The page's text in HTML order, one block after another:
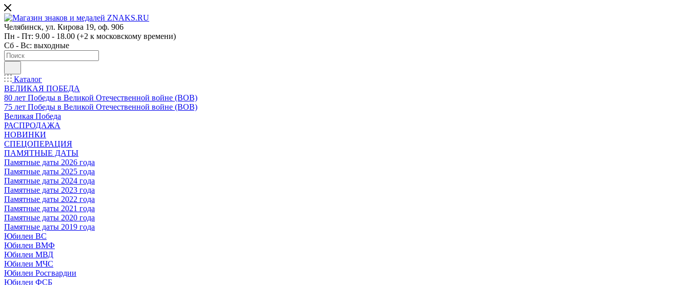
Челябинск, ул. Кирова 19, оф. 906
Пн - Пт: 9.00 - 18.00 (+2 к московскому времени)
Сб - Вс: выходные
Каталог
ВЕЛИКАЯ ПОБЕДА
80 лет Победы в Великой Отечественной войне (ВОВ)
75 лет Победы в Великой Отечественной войне (ВОВ)
Великая Победа
РАСПРОДАЖА
НОВИНКИ
СПЕЦОПЕРАЦИЯ
ПАМЯТНЫЕ ДАТЫ
Памятные даты 2026 года
Памятные даты 2025 года
Памятные даты 2024 года
Памятные даты 2023 года
Памятные даты 2022 года
Памятные даты 2021 года
Памятные даты 2020 года
Памятные даты 2019 года
Юбилеи ВС
Юбилеи ВМФ
Юбилеи МВД
Юбилеи МЧС
Юбилеи Росгвардии
Юбилеи ФСБ